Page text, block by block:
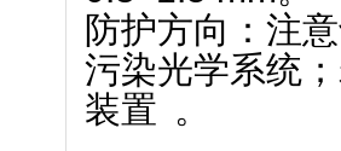
防护方向 ：注
污染光学系统
装置‌ 。